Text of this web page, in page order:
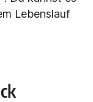
Lebenslauf